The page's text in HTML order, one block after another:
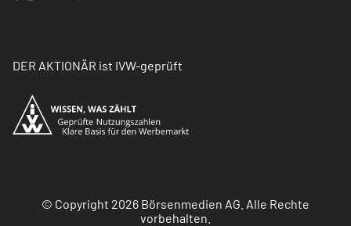
DER AKTIONÄR ist IVW-geprüft
© Copyright 2026 Börsenmedien AG. Alle Rechte
vorbehalten.